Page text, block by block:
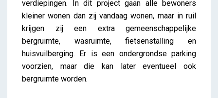
verdiepingen. In dit project gaan alle bewoners
kleiner wonen dan zij vandaag wonen, maar in ruil
krijgen zij een extra gemeenschappelijke
bergruimte, wasruimte, fietsenstalling en
huisvuilberging. Er is een ondergrondse parking
voorzien, maar die kan later eventueel ook
bergruimte worden.